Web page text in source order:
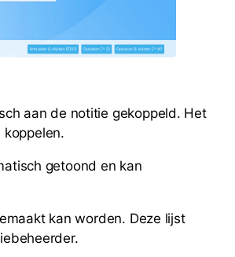
aan de notitie gekoppeld. Het
getoond en kan
kan worden. Deze lijst